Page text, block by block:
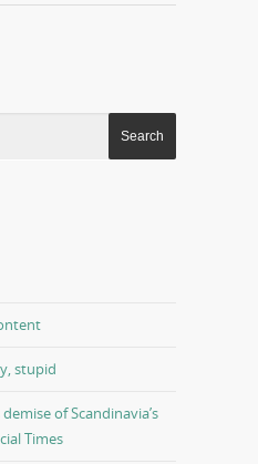
stupid
of Scandinavia’s
Times